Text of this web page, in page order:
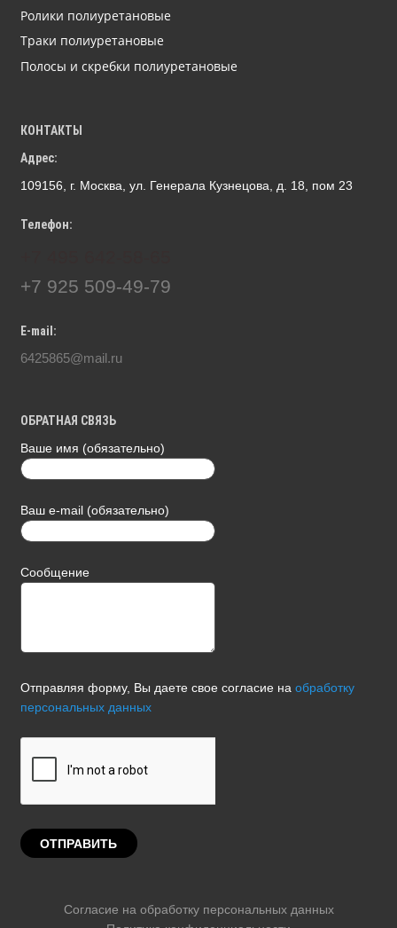
Ролики полиуретановые
Траки полиуретановые
Полосы и скребки полиуретановые
КОНТАКТЫ
Адрес:
109156, г. Москва, ул. Генерала Кузнецова, д. 18, пом 23
Телефон:
+7 925 509-49-79
E-mail:
6425865@mail.ru
ОБРАТНАЯ СВЯЗЬ
Ваше имя (обязательно)
Ваш e-mail (обязательно)
Сообщение
Отправляя форму, Вы даете свое согласие на обработку
персональных данных
Согласие на обработку персональных данных